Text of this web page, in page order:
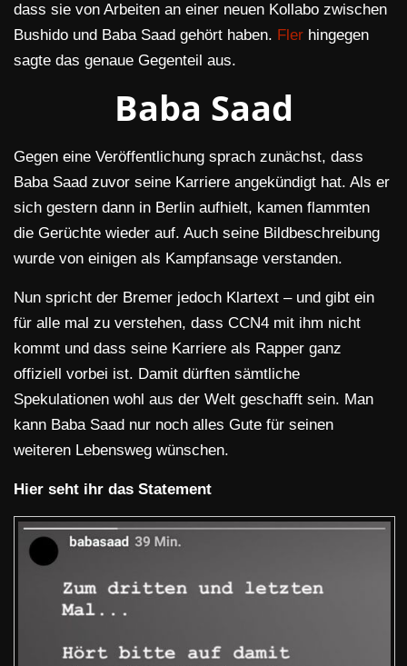
dass sie von Arbeiten an einer neuen Kollabo zwischen
Bushido und Baba Saad gehört haben. Fler hingegen
sagte das genaue Gegenteil aus.
Baba Saad
Gegen eine Veröffentlichung sprach zunächst, dass
Baba Saad zuvor seine Karriere angekündigt hat. Als er
sich gestern dann in Berlin aufhielt, kamen flammten
die Gerüchte wieder auf. Auch seine Bildbeschreibung
wurde von einigen als Kampfansage verstanden.
Nun spricht der Bremer jedoch Klartext – und gibt ein
für alle mal zu verstehen, dass CCN4 mit ihm nicht
kommt und dass seine Karriere als Rapper ganz
offiziell vorbei ist. Damit dürften sämtliche
Spekulationen wohl aus der Welt geschafft sein. Man
kann Baba Saad nur noch alles Gute für seinen
weiteren Lebensweg wünschen.
Hier seht ihr das Statement